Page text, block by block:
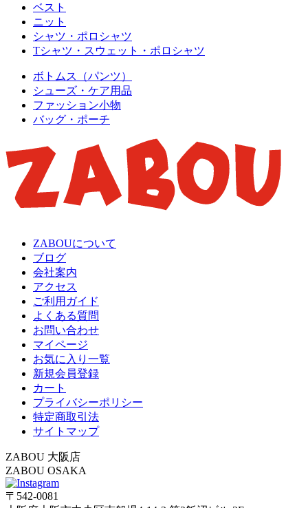
ベスト
ニット
シャツ・ポロシャツ
Tシャツ・スウェット・ポロシャツ
ボトムス（パンツ）
シューズ・ケア用品
ファッション小物
バッグ・ポーチ
ZABOUについて
ブログ
会社案内
アクセス
ご利用ガイド
よくある質問
お問い合わせ
マイページ
お気に入り一覧
新規会員登録
カート
プライバシーポリシー
特定商取引法
サイトマップ
ZABOU 大阪店
ZABOU OSAKA
〒542-0081